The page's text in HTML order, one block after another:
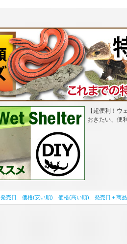
【超便利！ウ
おきたい、便
発売日 価格(安い順) 価格(高い順) 発売日＋商